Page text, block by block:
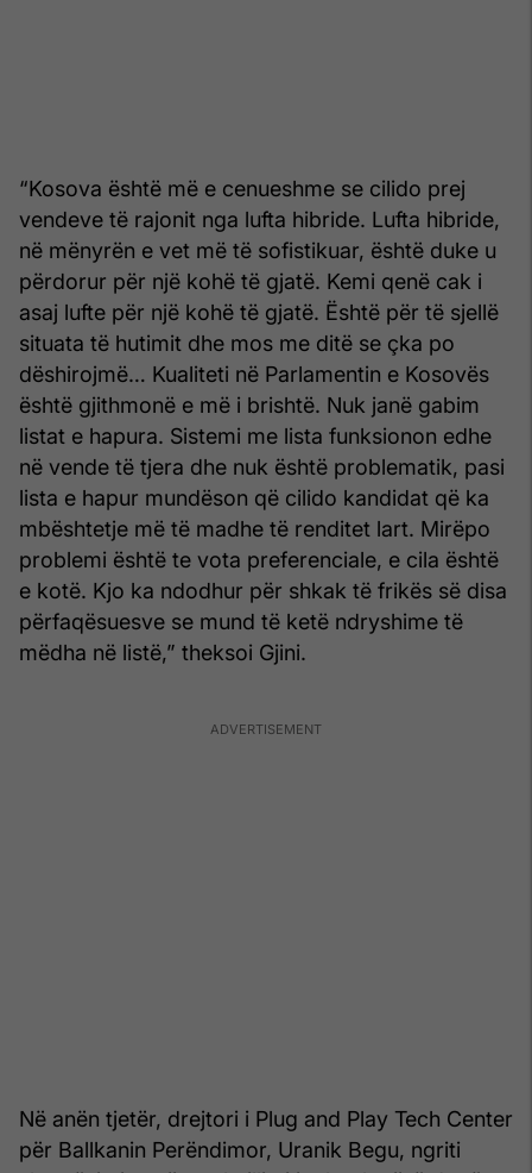
“Kosova është më e cenueshme se cilido prej
vendeve të rajonit nga lufta hibride. Lufta hibride,
në mënyrën e vet më të sofistikuar, është duke u
përdorur për një kohë të gjatë. Kemi qenë cak i
asaj lufte për një kohë të gjatë. Është për të sjellë
situata të hutimit dhe mos me ditë se çka po
dëshirojmë… Kualiteti në Parlamentin e Kosovës
është gjithmonë e më i brishtë. Nuk janë gabim
listat e hapura. Sistemi me lista funksionon edhe
në vende të tjera dhe nuk është problematik, pasi
lista e hapur mundëson që cilido kandidat që ka
mbështetje më të madhe të renditet lart. Mirëpo
problemi është te vota preferenciale, e cila është
e kotë. Kjo ka ndodhur për shkak të frikës së disa
përfaqësuesve se mund të ketë ndryshime të
mëdha në listë,” theksoi Gjini.
Në anën tjetër, drejtori i Plug and Play Tech Center
për Ballkanin Perëndimor, Uranik Begu, ngriti